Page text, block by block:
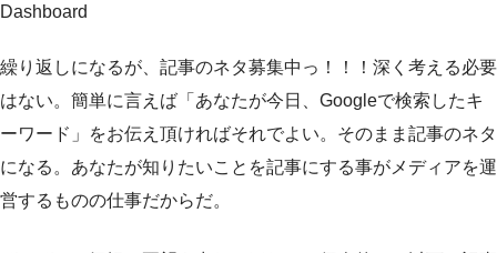
Dashboard
繰り返しになるが、記事のネタ募集中っ！！！深く考える必要
はない。簡単に言えば「あなたが今日、Googleで検索したキ
ーワード」をお伝え頂ければそれでよい。そのまま記事のネタ
になる。あなたが知りたいことを記事にする事がメディアを運
営するものの仕事だからだ。